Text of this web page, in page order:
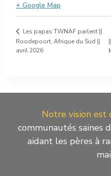
+ Google Map
Les papas TWNAF parlent ||
Roodepoort, Afrique du Sud ||
avril 2026
Notre vision est
communautés saines
aidant les pères à